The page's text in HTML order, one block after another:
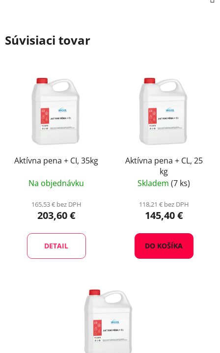
Súvisiaci tovar
Aktívna pena + CI, 35kg
Na objednávku
165,53 € bez DPH
203,60 €
DETAIL
Aktívna pena + CL, 25
kg
Skladem (7 ks)
118,21 € bez DPH
145,40 €
DO KOŠÍKA